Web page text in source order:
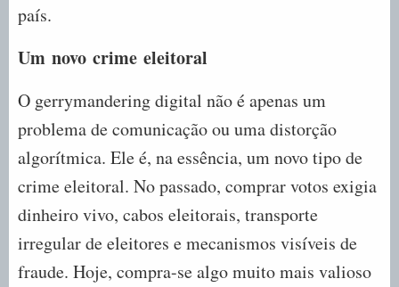
país.
Um novo crime eleitoral
O gerrymandering digital não é apenas um
problema de comunicação ou uma distorção
algorítmica. Ele é, na essência, um novo tipo de
crime eleitoral. No passado, comprar votos exigia
dinheiro vivo, cabos eleitorais, transporte
irregular de eleitores e mecanismos visíveis de
fraude. Hoje, compra-se algo muito mais valioso